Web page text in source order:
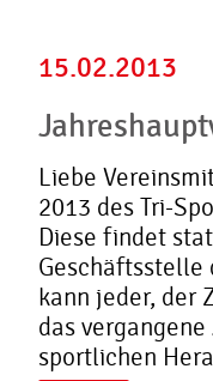
15.02.2013
Liebe
2013 des Tri-
Diese findet
Geschäftsstelle
kann jeder, der
das
sportlichen